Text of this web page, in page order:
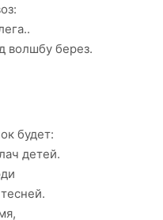
волшбу берез.
будет:
детей.